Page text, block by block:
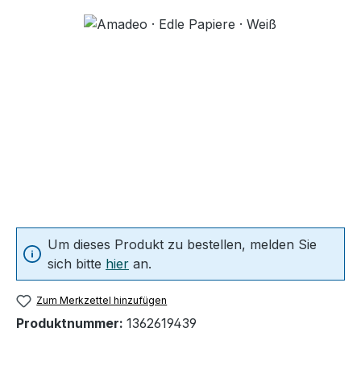
Bildergalerie überspringen
Um dieses Produkt zu bestellen, melden Sie
sich bitte hier an.
Zum Merkzettel hinzufügen
Produktnummer: 1362619439